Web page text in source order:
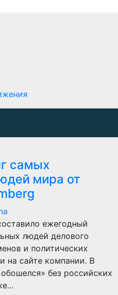
самых
мира от
ежегодный
людей делового
и политических
на сайте компании. В
без российских